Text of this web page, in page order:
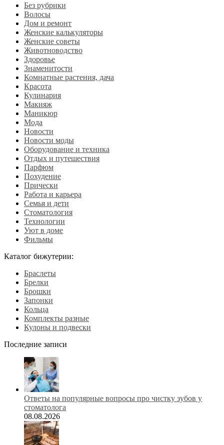
Без рубрики
Волосы
Дом и ремонт
Женские калькуляторы
Женские советы
Животноводство
Здоровье
Знаменитости
Комнатные растения, дача
Красота
Кулинария
Макияж
Маникюр
Мода
Новости
Новости моды
Оборудование и техника
Отдых и путешествия
Парфюм
Похудение
Прически
Работа и карьера
Семья и дети
Стоматология
Технологии
Уют в доме
Фильмы
Каталог бижутерии:
Браслеты
Брелки
Брошки
Запонки
Кольца
Комплекты разные
Кулоны и подвески
Последние записи
Ответы на популярные вопросы про чистку зубов у
стоматолога
08.08.2026